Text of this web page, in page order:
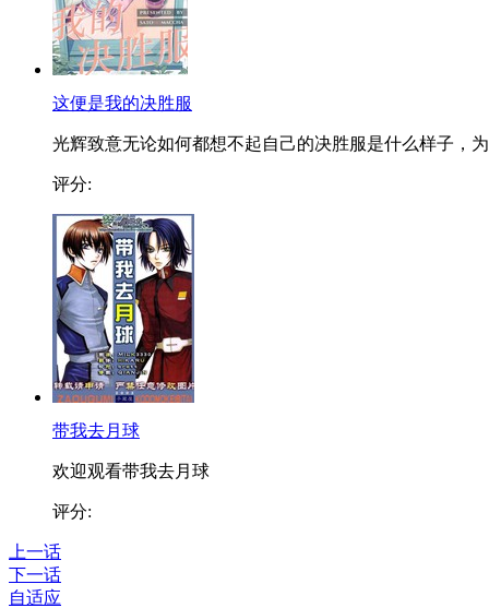
这便是我的决胜服
光辉致意无论如何都想不起自己的决胜服是什么样子，
评分:
带我去月球
欢迎观看带我去月球
评分:
上一话
下一话
自适应